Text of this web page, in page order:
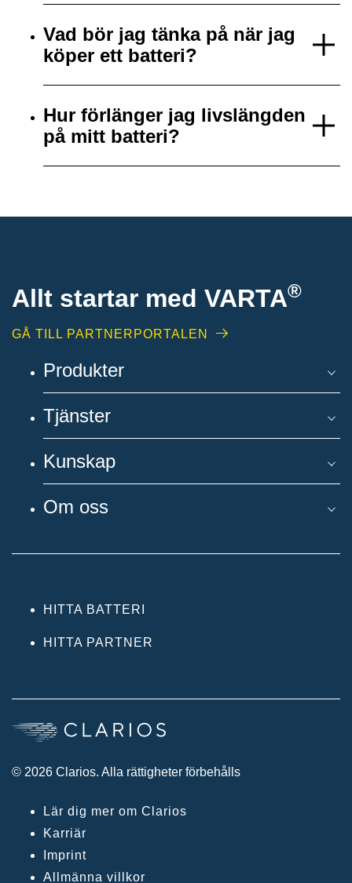
Vad bör jag tänka på när jag
köper ett batteri?
Hur förlänger jag livslängden
på mitt batteri?
Allt startar med VARTA®
GÅ TILL PARTNERPORTALEN
Produkter
Tjänster
Kunskap
Om oss
HITTA BATTERI
HITTA PARTNER
© 2026 Clarios. Alla rättigheter förbehålls
Lär dig mer om Clarios
Karriär
Imprint
Allmänna villkor